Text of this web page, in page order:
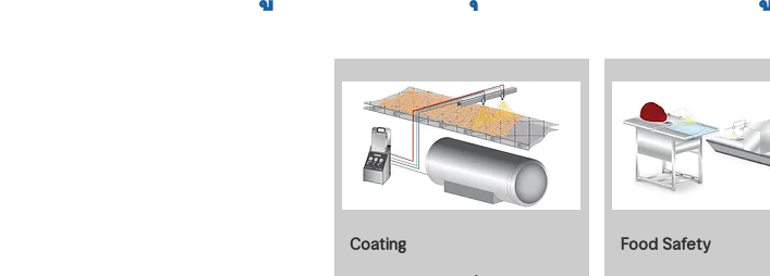
Coating
Food Safety